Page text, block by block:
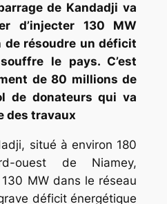
de Kandadji va
d’injecter 130 MW
de résoudre un déficit
le pays. C’est
de 80 millions de
de donateurs qui va
des travaux
situé à environ 180
ouest de Niamey,
MW dans le réseau
déficit énergétique